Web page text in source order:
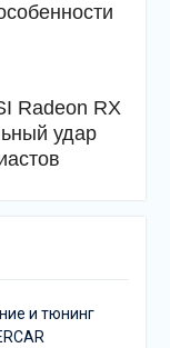
Radeon RX
удар
и тюнинг